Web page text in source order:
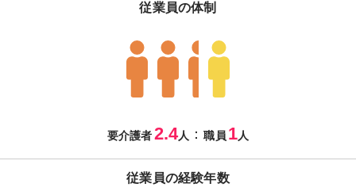
従業員の体制
要介護者2.4人 ：職員 1人
従業員の経験年数